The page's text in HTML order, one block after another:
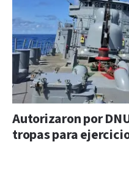
Autorizaron por
tropas para